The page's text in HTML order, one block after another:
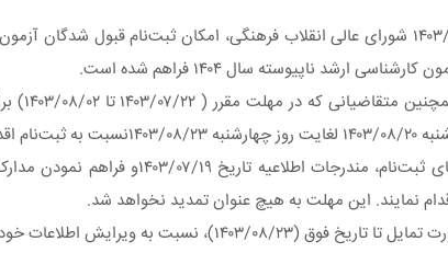
به گزارش ایسنا، سازمان ملی سنجش اعلام کرد؛ با توجه به مصوبه تاریخ ۱۴۰۳/۰۸/۱۵ شورای عالی انقلاب فرهنگی،
لذا به‌منظور
متقاضیان لازم است در مهلت تعیین شده و پس از مطالعه دقیق دفترچه
ویرایش اطلاعات خود اقدام کنند.